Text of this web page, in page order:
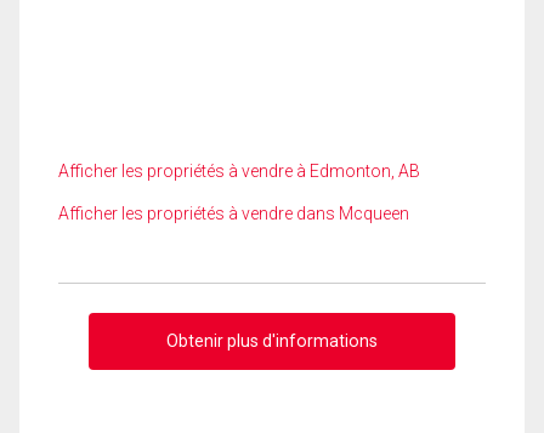
Afficher les propriétés à vendre à Edmonton, AB
Afficher les propriétés à vendre dans Mcqueen
Obtenir plus d'informations